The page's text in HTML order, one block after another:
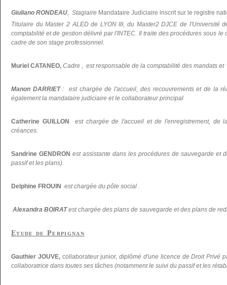
Giuliano RONDEAU, Stagiaire Mandataire Judiciaire inscrit sur le registre
Titulaire du Master 2 ALED de LYON III, du Master2 DJCE de l'Université
comptabilité et de gestion délivré par l'INTEC. Il traite des procédures sous
cadre de son stage professionnel.
Muriel CATANEO, Cadre , est responsable de la comptabilité des mandats et
Manon DARRIET: est chargée de l'accueil, des recouvrements et de la
également la mandataire judiciaire et le collaborateur principal
Catherine GUILLON
est chargée de l'accueil et de l'enregistrement, de
créances.
Sandrine GENDRON est assistante dans les procédures de sauvegarde et
passif et les plans).
Delphine FROUIN est chargée du pôle social .
Alexandra BOIRAT est chargée des plans de sauvegarde et des plans de
Etude de Perpignan
Gauthier JOUVE, collaborateur junior, diplômé d'une licence de Droit Privé
collaboratrice dans toutes ses tâches (notamment le suivi du passif et les